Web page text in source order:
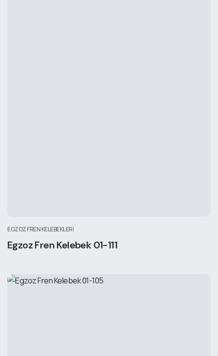
EGZOZ FREN KELEBEKLERI
Egzoz Fren Kelebek 01-111